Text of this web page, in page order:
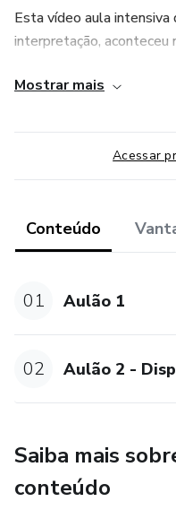
Esta vídeo aula intensiva
interpretação, aconteceu
os alunos enviaram as
Você vai aprender:
2. Utilizar os objetos;
3. Conectar os elementos;
4. Perguntar
5. ⁠Manipular os oráculos;
Mostrar mais
Acessar
Conteúdo
01 Aulão 1
02 Aulão 2 -
Saiba mais
conteúdo